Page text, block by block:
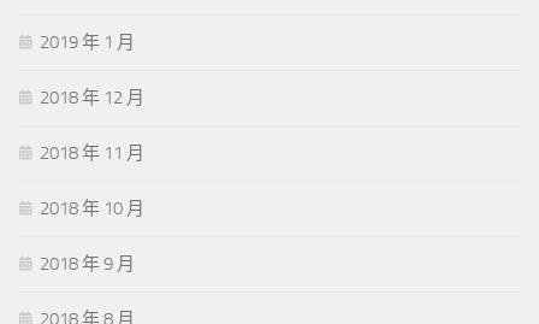
2019 年 1 月
2018 年 12 月
2018 年 11 月
2018 年 10 月
2018 年 9 月
2018 年 8 月